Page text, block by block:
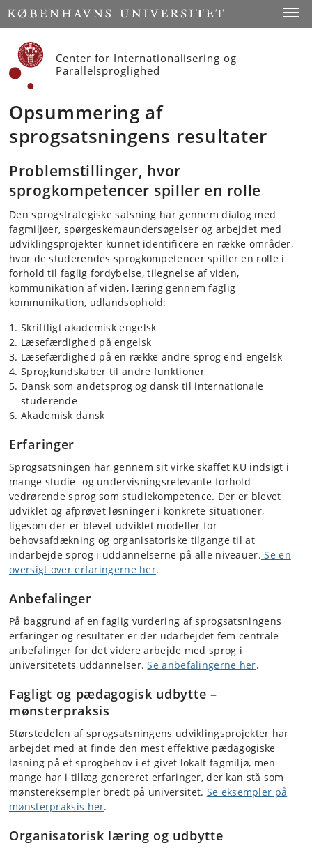
Start
Center for Internationalisering og
Parallelsproglighed
Opsummering af
sprogsatsningens resultater
Problemstillinger, hvor
sprogkompetencer spiller en rolle
Den sprogstrategiske satsning har gennem dialog med
fagmiljøer, spørgeskemaundersøgelser og arbejdet med
udviklingsprojekter kunnet identificere en række områder,
hvor de studerendes sprogkompetencer spiller en rolle i
forhold til faglig fordybelse, tilegnelse af viden,
kommunikation af viden, læring gennem faglig
kommunikation, udlandsophold:
Skriftligt akademisk engelsk
Læsefærdighed på engelsk
Læsefærdighed på en række andre sprog end engelsk
Sprogkundskaber til andre funktioner
Dansk som andetsprog og dansk til internationale
studerende
Akademisk dansk
Erfaringer
Sprogsatsningen har gennem sit virke skaffet KU indsigt i
mange studie- og undervisningsrelevante forhold
vedrørende sprog som studiekompetence. Der er blevet
udviklet og afprøvet løsninger i konkrete situationer,
ligesom der er blevet udviklet modeller for
behovsafdækning og organisatoriske tilgange til at
indarbejde sprog i uddannelserne på alle niveauer. Se en
oversigt over erfaringerne her.
Anbefalinger
På baggrund af en faglig vurdering af sprogsatsningens
erfaringer og resultater er der udarbejdet fem centrale
anbefalinger for det videre arbejde med sprog i
universitetets uddannelser.Se anbefalingerne her.
Fagligt og pædagogisk udbytte –
mønsterpraksis
Størstedelen af sprogsatsningens udviklingsprojekter har
arbejdet med at finde den mest effektive pædagogiske
løsning på et sprogbehov i et givet lokalt fagmiljø, men
mange har i tillæg genereret erfaringer, der kan stå som
mønstereksempler bredt på universitet. Se eksempler på
mønsterpraksis her.
Organisatorisk læring og udbytte